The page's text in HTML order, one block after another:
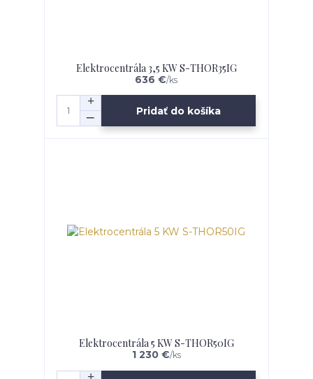
Elektrocentrála 3,5 KW S-THOR35IG
636 €/ks
Pridať do košíka
Elektrocentrála 5 KW S-THOR50IG
1 230 €/ks